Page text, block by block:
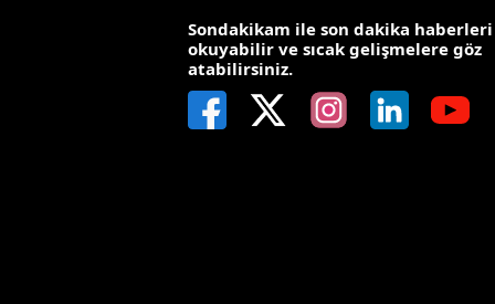
Sondakikam ile son dakika haberleri
okuyabilir ve sıcak gelişmelere göz
atabilirsiniz.